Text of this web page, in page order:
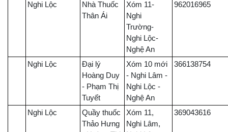
Nghi Lộc
Nhà Thuốc
Thân Ái
Xóm 11-
Nghi
Trường-
Nghi Lộc-
Nghệ An
962016965
Nghi Lộc
Đại lý
Hoàng Duy
- Phạm Thị
Tuyết
Xóm 10 mới
- Nghi Lâm -
Nghi Lộc -
Nghệ An
366138754
Nghi Lộc
Quầy thuốc
Thảo Hưng
Xóm 11,
Nghi Lâm,
369043616